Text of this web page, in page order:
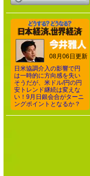
08月06日更新
日米協調介入の影響で円
は一時的に方向感を失い
そうだが、米ドル/円の円
安トレンド継続は変えな
い！9月日銀会合がターニ
ングポイントとなるか？